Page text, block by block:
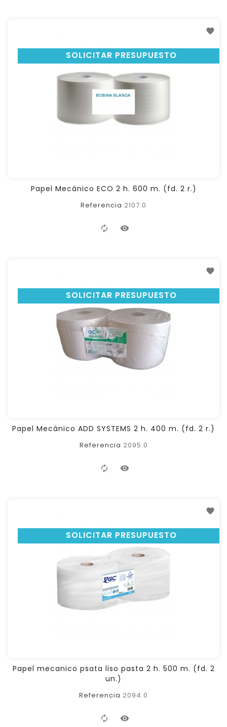
SOLICITAR PRESUPUESTO
Papel Mecánico ECO 2 h. 600 m. (fd. 2 r.)
Referencia 2107.0
SOLICITAR PRESUPUESTO
Papel Mecánico ADD SYSTEMS 2 h. 400 m. (fd. 2 r.)
Referencia 2095.0
SOLICITAR PRESUPUESTO
Papel mecanico psata liso pasta 2 h. 500 m. (fd. 2
un.)
Referencia 2094.0